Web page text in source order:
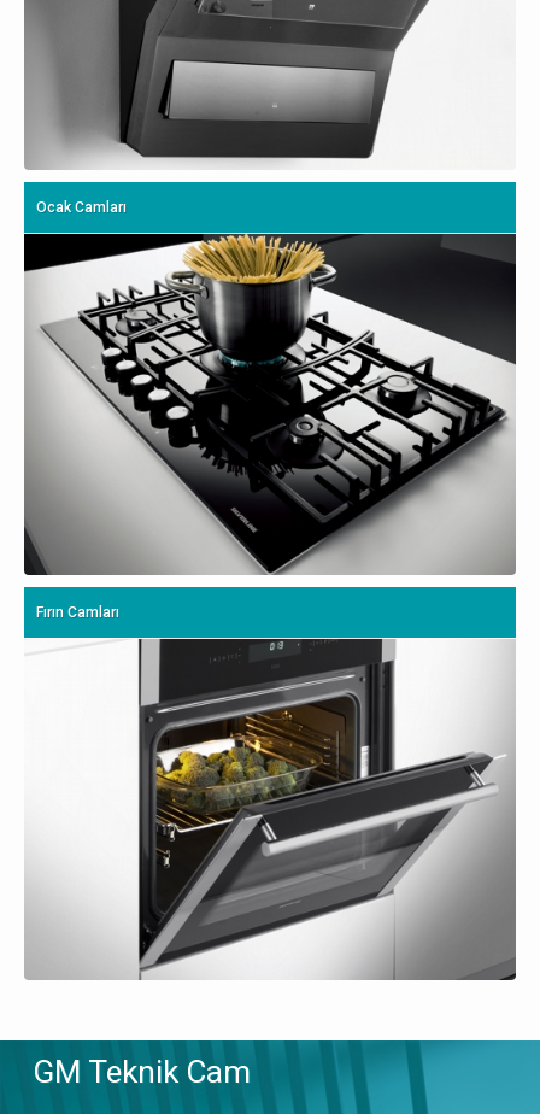
Ocak Camları
Fırın Camları
GM Teknik Cam